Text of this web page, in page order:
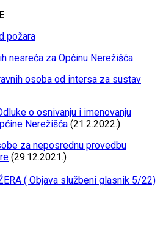
požara
nesreća za Općinu Nerežišća
osoba od intersa za sustav
o osnivanju i imenovanju
Nerežišća (21.2.2022.)
za neposrednu provedbu
(29.12.2021.)
( Objava službeni glasnik 5/22)